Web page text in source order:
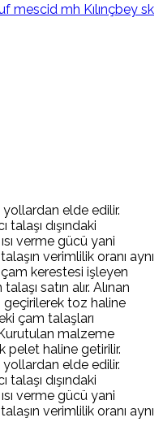
mescid mh Kılınçbey sk
elde edilir.
dışındaki
verme gücü yani
verimlilik oranı aynı
kerestesi işleyen
satın alır. Alınan
geçirilerek toz haline
çam talaşları
malzeme
pelet haline getirilir.
elde edilir.
dışındaki
verme gücü yani
verimlilik oranı aynı